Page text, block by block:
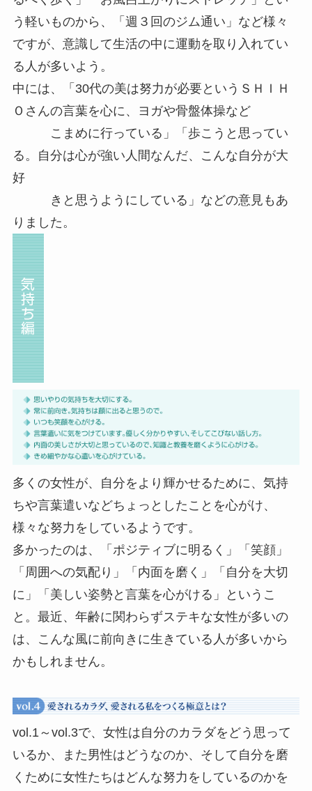
う軽いものから、「週３回のジム通い」など様々
ですが、意識して生活の中に運動を取り入れてい
る人が多いよう。
中には、「30代の美は努力が必要というＳＨＩＨ
Ｏさんの言葉を心に、ヨガや骨盤体操など
こまめに行っている」「歩こうと思ってい
る。自分は心が強い人間なんだ、こんな自分が大
好
きと思うようにしている」などの意見もあ
りました。
多くの女性が、自分をより輝かせるために、気持
ちや言葉遣いなどちょっとしたことを心がけ、
様々な努力をしているようです。
多かったのは、「ポジティブに明るく」「笑顔」
「周囲への気配り」「内面を磨く」「自分を大切
に」「美しい姿勢と言葉を心がける」というこ
と。最近、年齢に関わらずステキな女性が多いの
は、こんな風に前向きに生きている人が多いから
かもしれません。
vol.1～vol.3で、女性は自分のカラダをどう思って
いるか、また男性はどうなのか、そして自分を磨
くために女性たちはどんな努力をしているのかを